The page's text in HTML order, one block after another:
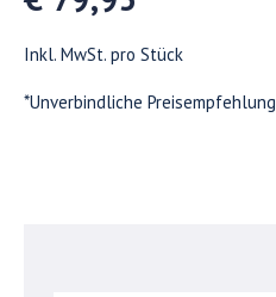
Inkl. MwSt. pro Stück
*Unverbindliche Preisempfehlung